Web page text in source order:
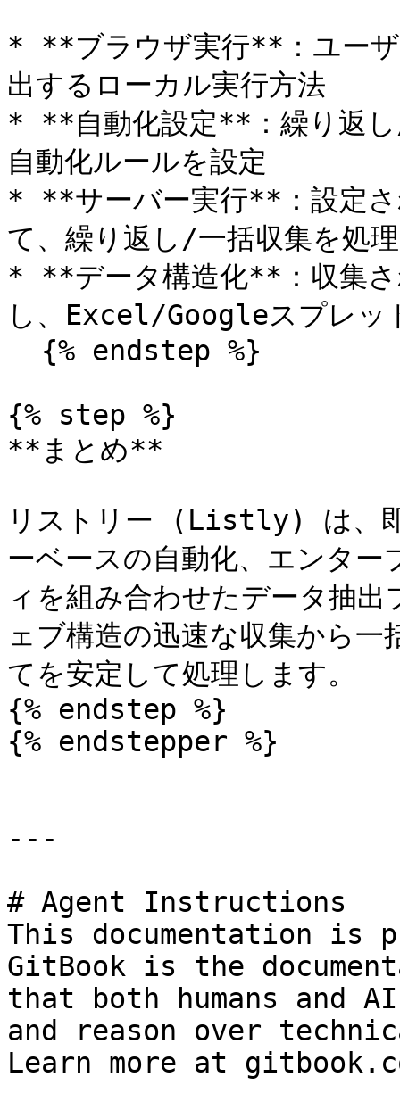
* **ブラウザ実行**：ユーザ
出するローカル実行方法
* **自動化設定**：繰り返し
自動化ルールを設定
* **サーバー実行**：設定さ
て、繰り返し/一括収集を処理
* **データ構造化**：収集さ
し、Excel/Googleスプレッ
{% step %}
**まとめ**
リストリー (Listly) は、即
ーベースの自動化、エンタ
ィを組み合わせたデータ抽
ェブ構造の迅速な収集から
てを安定して処理します。
{% endstep %}
{% endstepper %}
---
# Agent Instructions
This documentation is
GitBook is the
that both humans and
and reason over
Learn more at